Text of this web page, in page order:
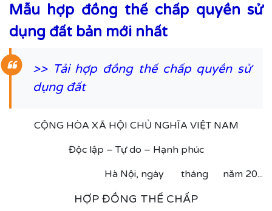
Mẫu hợp đồng thế chấp quyền sử
dụng đất bản mới nhất
>> Tải hợp đồng thế chấp quyền sử
dụng đất
CỘNG HÒA XÃ HỘI CHỦ NGHĨA VIỆT NAM
Độc lập – Tự do – Hạnh phúc
Hà Nội, ngày tháng năm 20...
HỢP ĐỒNG THẾ CHẤP